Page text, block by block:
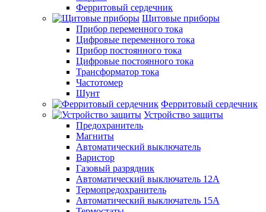
Ферритовый сердечник
Щитовые приборы
Прибор переменного тока
Цифровые переменного тока
Прибор постоянного тока
Цифровые постоянного тока
Трансформатор тока
Частотомер
Шунт
Ферритовый сердечник
Устройство защиты
Предохранитель
Магниты
Автоматический выключатель
Варистор
Газовый разрядник
Автоматический выключатель 12А
Термопредохранитель
Автоматический выключатель 15А